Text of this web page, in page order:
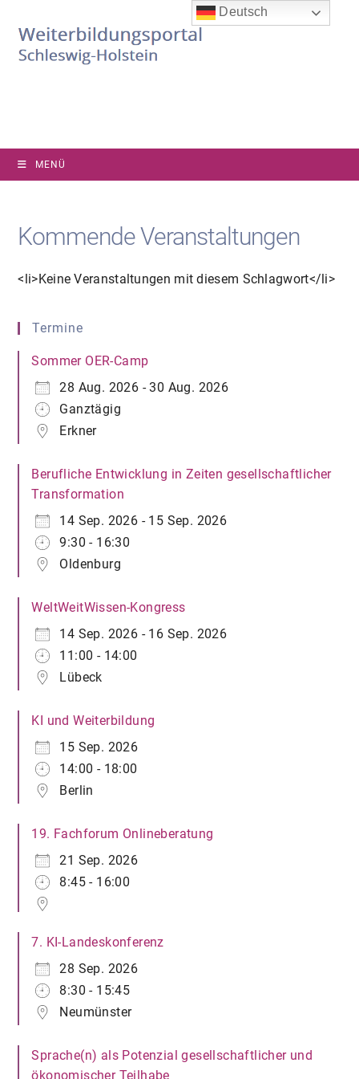
Inhalt
springen
MENÜ
Kommende Veranstaltungen
<li>Keine Veranstaltungen mit diesem Schlagwort</li>
Termine
Sommer OER-Camp
28 Aug. 2026 - 30 Aug. 2026
Ganztägig
Erkner
Berufliche Entwicklung in Zeiten gesellschaftlicher
Transformation
14 Sep. 2026 - 15 Sep. 2026
9:30 - 16:30
Oldenburg
WeltWeitWissen-Kongress
14 Sep. 2026 - 16 Sep. 2026
11:00 - 14:00
Lübeck
KI und Weiterbildung
15 Sep. 2026
14:00 - 18:00
Berlin
19. Fachforum Onlineberatung
21 Sep. 2026
8:45 - 16:00
7. KI-Landeskonferenz
28 Sep. 2026
8:30 - 15:45
Neumünster
Sprache(n) als Potenzial gesellschaftlicher und
ökonomischer Teilhabe
Deutsch